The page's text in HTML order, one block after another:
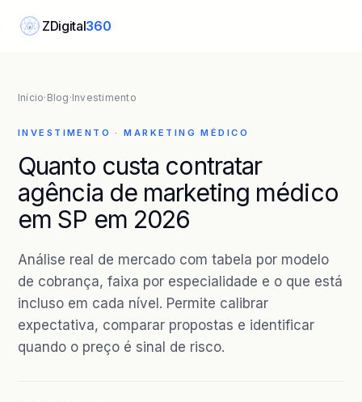
Z ZDigital360
Início· Blog ·Investimento
INVESTIMENTO · MARKETING MÉDICO
Quanto custa contratar
agência de marketing médico
em SP em 2026
Análise real de mercado com tabela por modelo
de cobrança, faixa por especialidade e o que está
incluso em cada nível. Permite calibrar
expectativa, comparar propostas e identificar
quando o preço é sinal de risco.